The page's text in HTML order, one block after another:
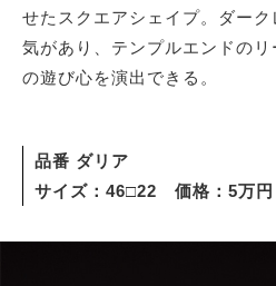
せたスクエアシェイプ。ダー
気があり、テンプルエンドの
の遊び心を演出できる。
品番 ダリア
サイズ：46□22 価格：5万円